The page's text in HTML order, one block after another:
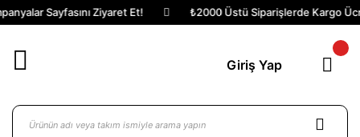
Sayfasını Ziyaret Et! ₺2000 Üstü Siparişlerde Kargo
Giriş Yap